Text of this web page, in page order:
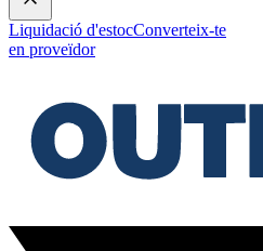
Liquidació d'estocConverteix-te
en proveïdor